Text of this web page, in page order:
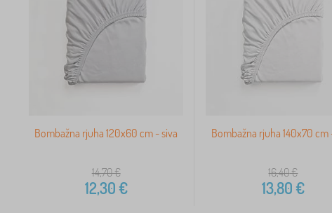
Bombažna rjuha 120x60 cm - siva
14,70€
12,30€
Bombažna rjuha 140x70 cm
16,40€
13,80€